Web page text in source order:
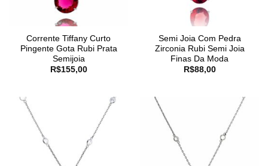
Corrente Tiffany Curto
Pingente Gota Rubi Prata
Semijoia
R$155,00
Semi Joia Com Pedra
Zirconia Rubi Semi Joia
Finas Da Moda
R$88,00